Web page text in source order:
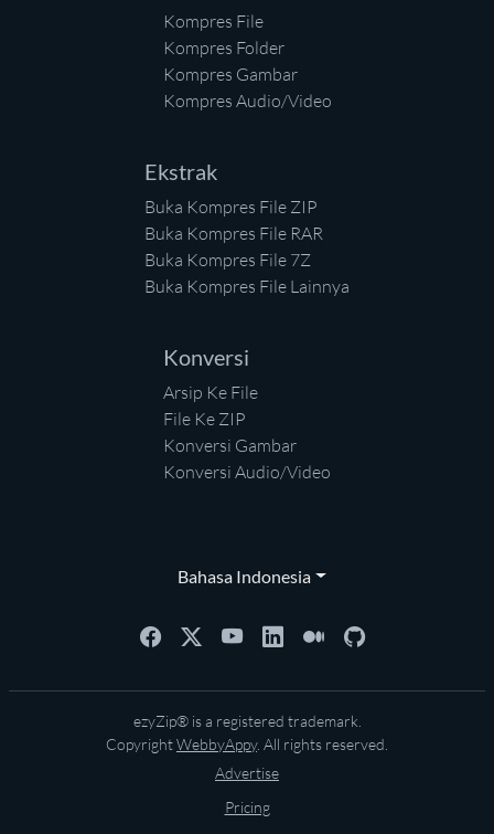
Kompres File
Kompres Folder
Kompres Gambar
Kompres Audio/Video
Ekstrak
Buka Kompres File ZIP
Buka Kompres File RAR
Buka Kompres File 7Z
Buka Kompres File Lainnya
Konversi
Arsip Ke File
File Ke ZIP
Konversi Gambar
Konversi Audio/Video
Bahasa Indonesia
ezyZip® is a registered trademark.
CopyrightWebbyAppy. All rights reserved.
Advertise
Pricing